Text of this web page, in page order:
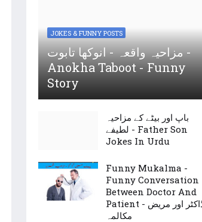
JOKES & FUNNY POSTS
مزاحیہ واقعہ - انوکھا تابوت -
Anokha Taboot - Funny
Story
باپ اور بیٹے کے مزاحیہ
لطیفے - Father Son
Jokes In Urdu
Funny Mukalma -
Funny Conversation
Between Doctor And
Patient - ڈاکٹر اور مریض
مکالمہ